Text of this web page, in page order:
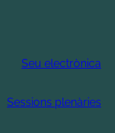
Seu electrònica
Sessions plenàries